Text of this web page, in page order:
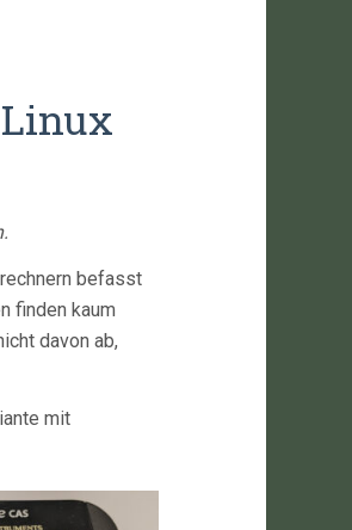
befasst
finden kaum
davon ab,
mit